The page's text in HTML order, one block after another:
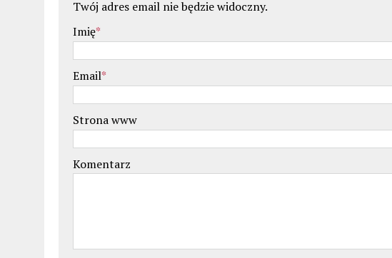
Twój adres email nie będzie widoczny.
Imię*
Email*
Strona www
Komentarz